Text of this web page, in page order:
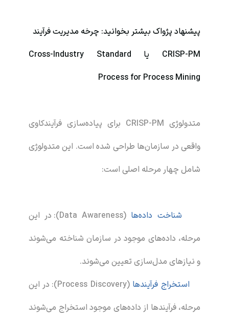
پیشنهاد پژواک بیشتر بخوانید: چرخه مدیریت فرآیند
CRISP-PM یا Cross-Industry Standard
Process for Process Mining
متدولوژی CRISP-PM برای پیاده‌سازی فرآیندکاوی
واقعی در سازمان‌ها طراحی شده است. این متدولوژی
شامل چهار مرحله اصلی است:
شناخت داده‌ها
(Data Awareness): در این
مرحله، داده‌های موجود در سازمان شناخته می‌شوند
و نیازهای مدل‌سازی تعیین می‌شوند.
استخراج فرآیندها
(Process Discovery): در این
مرحله، فرآیندها از داده‌های موجود استخراج می‌شوند